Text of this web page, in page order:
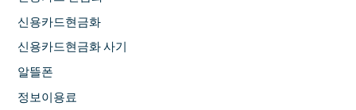
신용카드현금화
신용카드현금화 사기
알뜰폰
정보이용료